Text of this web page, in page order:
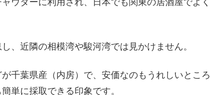
ウダーに利用され、日本でも関東の居酒屋でよく
、近隣の相模湾や駿河湾では見かけません。
千葉県産（内房）で、安価なのもうれしいところ
単に採取できる印象です。